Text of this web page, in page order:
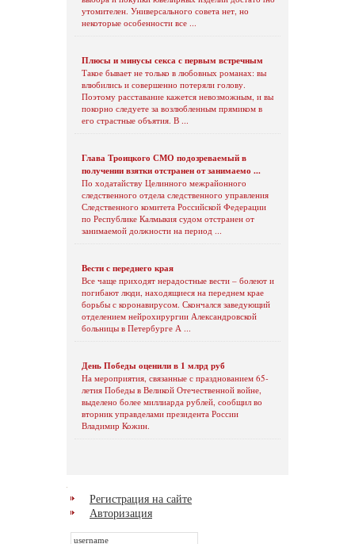
утомителен. Универсального совета нет, но
некоторые особенности все ...
Плюсы и минусы секса с первым встречным
Такое бывает не только в любовных романах: вы
влюбились и совершенно потеряли голову.
Поэтому расставание кажется невозможным, и вы
покорно следуете за возлюбленным прямиком в
его страстные объятия. В ...
Глава Троицкого СМО подозреваемый в
получении взятки отстранен от занимаемо ...
По ходатайству Целинного межрайонного
следственного отдела следственного управления
Следственного комитета Российской Федерации
по Республике Калмыкия судом отстранен от
занимаемой должности на период ...
Вести с переднего края
Все чаще приходят нерадостные вести – болеют и
погибают люди, находящиеся на переднем крае
борьбы с коронавирусом. Скончался заведующий
отделением нейрохирургии Александровской
больницы в Петербурге А ...
День Победы оценили в 1 млрд руб
На мероприятия, связанные с празднованием 65-
летия Победы в Великой Отечественной войне,
выделено более миллиарда рублей, сообщил во
вторник управделами президента России
Владимир Кожин.
Регистрация на сайте
Авторизация